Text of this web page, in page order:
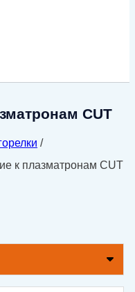
CUT
/
к плазматронам CUT